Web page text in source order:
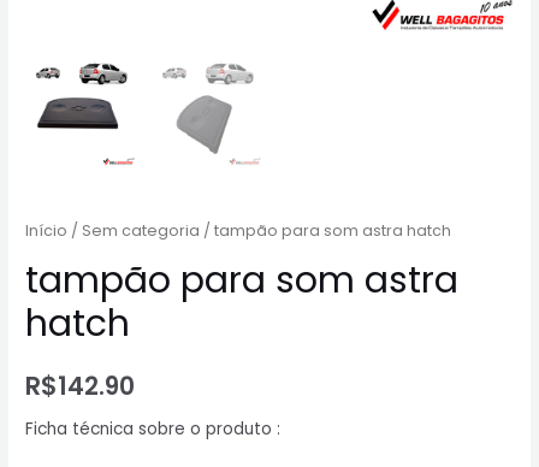
Início / Sem categoria / tampão para som astra hatch
tampão para som astra
hatch
R$142.90
Ficha técnica sobre o produto :